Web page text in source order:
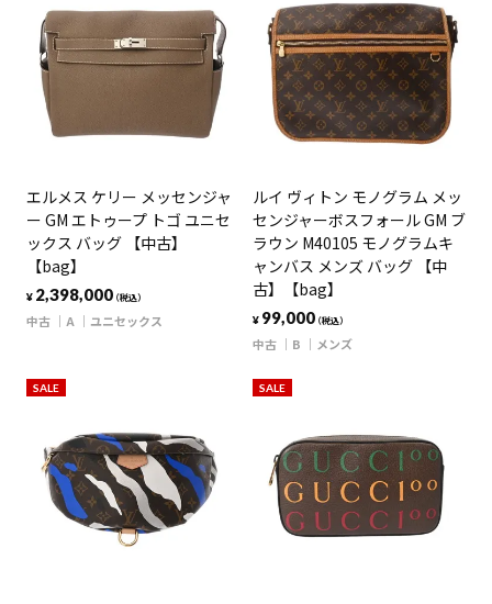
エルメス ケリー メッセンジャ
ー GM エトゥープ トゴ ユニセ
ックス バッグ 【中古】
【bag】
¥ 2,398,000（税込）
中古 A ユニセックス
ルイ ヴィトン モノグラム メッ
センジャーボスフォール GM ブ
ラウン M40105 モノグラムキ
ャンバス メンズ バッグ 【中
古】【bag】
¥ 99,000（税込）
中古 B メンズ
SALE SALE